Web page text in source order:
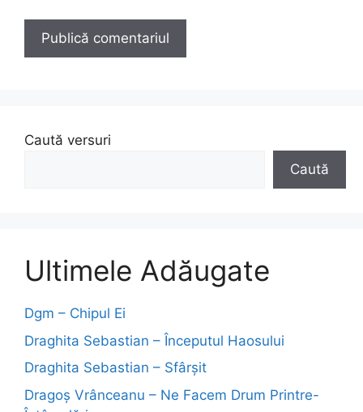
Caută versuri
Caută
Ultimele Adăugate
Dgm – Chipul Ei
Draghita Sebastian – Începutul Haosului
Draghita Sebastian – Sfârșit
Dragoş Vrânceanu – Ne Facem Drum Printre-